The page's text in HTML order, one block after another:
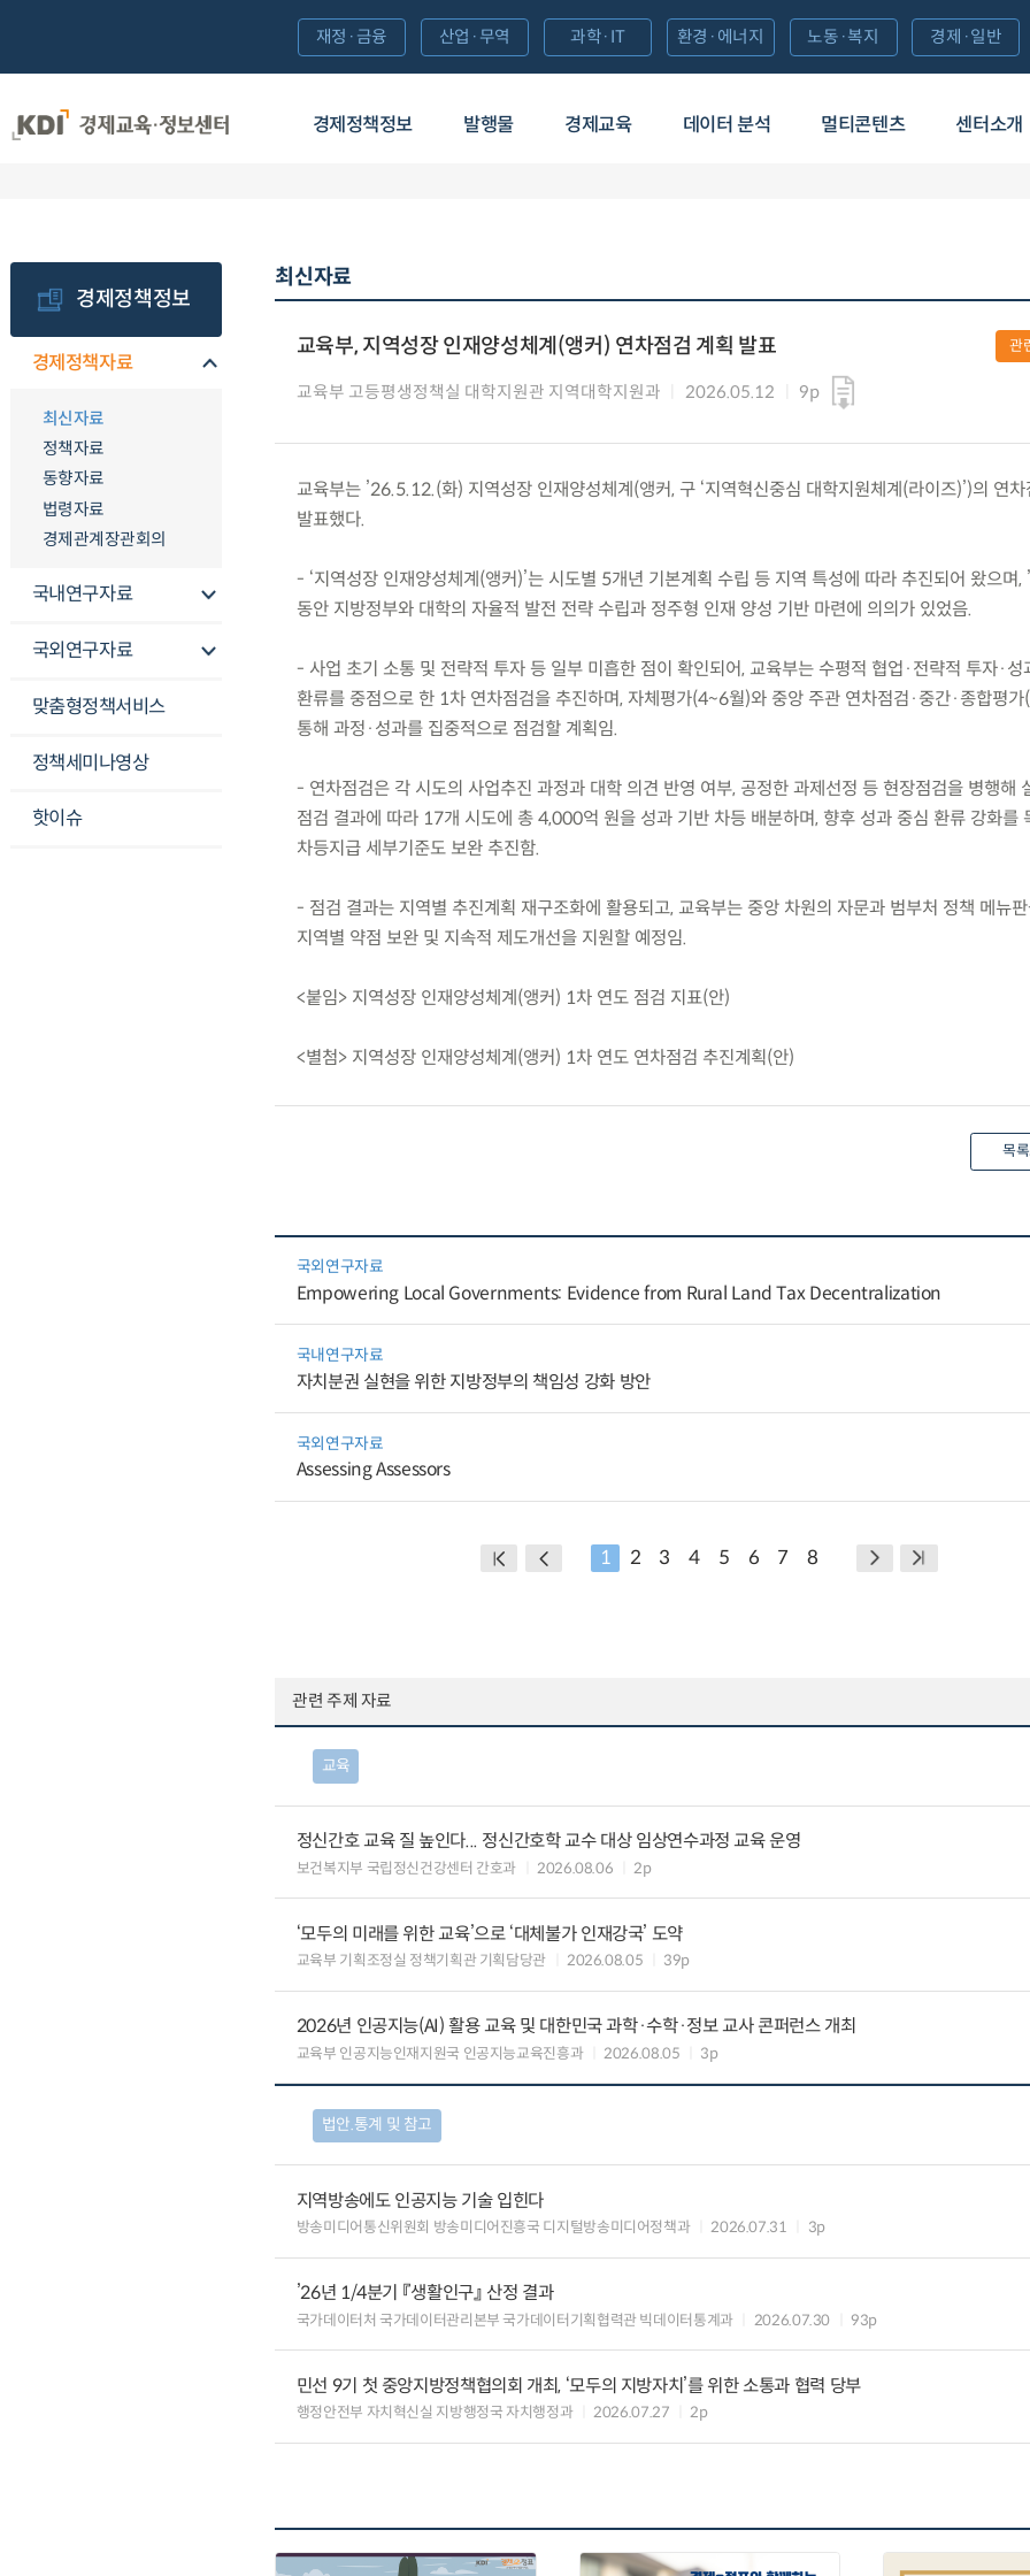
경제정책정보 발행물 경제교육 데이터 분석 멀티콘텐츠 센터소개
재정·금융 산업·무역 과학·IT 환경·에너지 노동·복지 경제·일반
경제정책정보
경제정책자료
최신자료
정책자료
동향자료
법령자료
경제관계장관회의
국내연구자료
국외연구자료
맞춤형정책서비스
정책세미나영상
핫이슈
최신자료
교육부, 지역성장 인재양성체계(앵커) 연차점검 계획 발표
교육부 고등평생정책실 대학지원관 지역대학지원과 2026.05.12 9p
관
교육부는 ’26.5.12.(화) 지역성장 인재양성체계(앵커, 구 ‘지역혁신중심 대학지원체계(라이즈)’)의 연
발표했다.
- ‘지역성장 인재양성체계(앵커)’는 시도별 5개년 기본계획 수립 등 지역 특성에 따라 추진되어 왔으며,
동안 지방정부와 대학의 자율적 발전 전략 수립과 정주형 인재 양성 기반 마련에 의의가 있었음.
- 사업 초기 소통 및 전략적 투자 등 일부 미흡한 점이 확인되어, 교육부는 수평적 협업·전략적 투자·성
환류를 중점으로 한 1차 연차점검을 추진하며, 자체평가(4~6월)와 중앙 주관 연차점검·중간·종합평
통해 과정·성과를 집중적으로 점검할 계획임.
- 연차점검은 각 시도의 사업추진 과정과 대학 의견 반영 여부, 공정한 과제선정 등 현장점검을 병행해
점검 결과에 따라 17개 시도에 총 4,000억 원을 성과 기반 차등 배분하며, 향후 성과 중심 환류 강화를
차등지급 세부기준도 보완 추진함.
- 점검 결과는 지역별 추진계획 재구조화에 활용되고, 교육부는 중앙 차원의 자문과 범부처 정책 메뉴
지역별 약점 보완 및 지속적 제도개선을 지원할 예정임.
<붙임> 지역성장 인재양성체계(앵커) 1차 연도 점검 지표(안)
<별첨> 지역성장 인재양성체계(앵커) 1차 연도 연차점검 추진계획(안)
목
국외연구자료
Empowering Local Governments: Evidence from Rural Land Tax Decentralization
국내연구자료
자치분권 실현을 위한 지방정부의 책임성 강화 방안
국외연구자료
Assessing Assessors
1 2 3 4 5 6 7 8
관련 주제 자료
교육
정신간호 교육 질 높인다... 정신간호학 교수 대상 임상연수과정 교육 운영
보건복지부 국립정신건강센터 간호과 2026.08.06 2p
‘모두의 미래를 위한 교육’으로 ‘대체불가 인재강국’ 도약
교육부 기획조정실 정책기획관 기획담당관 2026.08.05 39p
2026년 인공지능(AI) 활용 교육 및 대한민국 과학·수학·정보 교사 콘퍼런스 개최
교육부 인공지능인재지원국 인공지능교육진흥과 2026.08.05 3p
법안.통계 및 참고
지역방송에도 인공지능 기술 입힌다
방송미디어통신위원회 방송미디어진흥국 디지털방송미디어정책과 2026.07.31 3p
’26년 1/4분기 『생활인구』 산정 결과
국가데이터처 국가데이터관리본부 국가데이터기획협력관 빅데이터통계과 2026.07.30 93p
민선 9기 첫 중앙지방정책협의회 개최, ‘모두의 지방자치’를 위한 소통과 협력 당부
행정안전부 자치혁신실 지방행정국 자치행정과 2026.07.27 2p